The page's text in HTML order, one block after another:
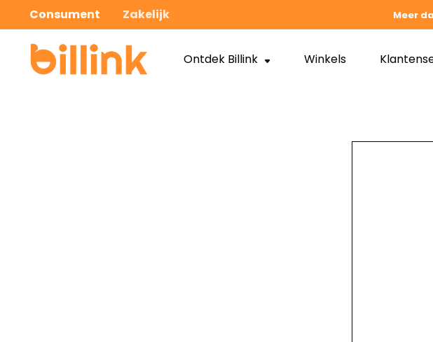
Consument Zakelijk Meer
Ontdek Billink Winkels